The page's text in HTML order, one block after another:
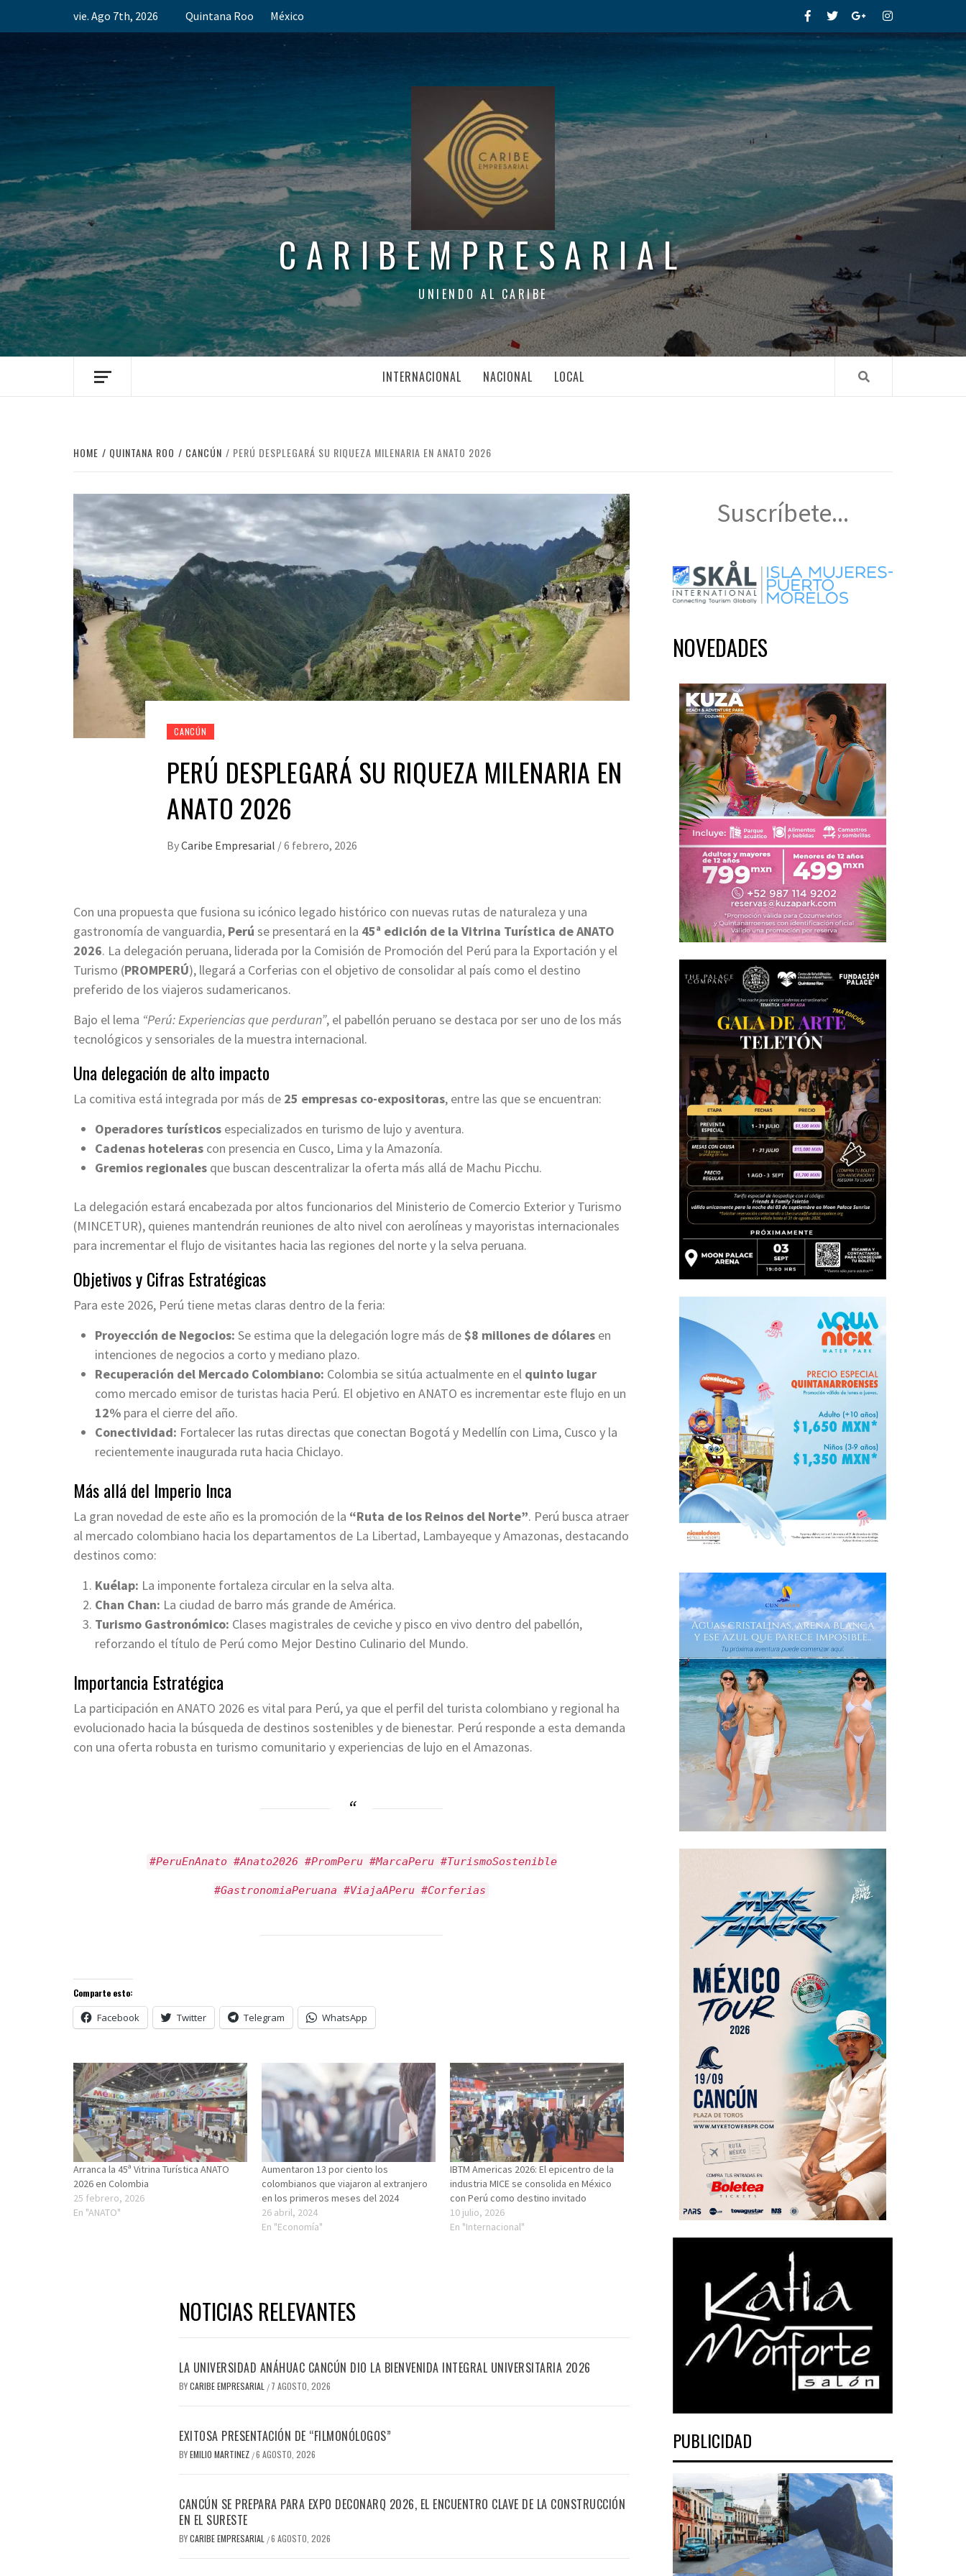
vie. Ago 7th, 2026 Quintana Roo México FacebookTwitterGoogle+Instagram
CARIBEMPRESARIAL
UNIENDO AL CARIBE
INTERNACIONAL NACIONAL LOCAL
HOME QUINTANA ROO CANCÚN PERÚ DESPLEGARÁ SU RIQUEZA MILENARIA EN ANATO 2026
CANCÚN
PERÚ DESPLEGARÁ SU RIQUEZA MILENARIA EN
ANATO 2026
ByCaribe Empresarial /6 febrero, 2026
Con una propuesta que fusiona su icónico legado histórico con nuevas rutas de naturaleza y una
gastronomía de vanguardia, Perú se presentará en la 45ª edición de la Vitrina Turística de ANATO
2026. La delegación peruana, liderada por la Comisión de Promoción del Perú para la Exportación y el
Turismo (PROMPERÚ), llegará a Corferias con el objetivo de consolidar al país como el destino
preferido de los viajeros sudamericanos.
Bajo el lema “Perú: Experiencias que perduran”, el pabellón peruano se destaca por ser uno de los más
tecnológicos y sensoriales de la muestra internacional.
Una delegación de alto impacto
La comitiva está integrada por más de 25 empresas co-expositoras, entre las que se encuentran:
Operadores turísticos especializados en turismo de lujo y aventura.
Cadenas hoteleras con presencia en Cusco, Lima y la Amazonía.
Gremios regionales que buscan descentralizar la oferta más allá de Machu Picchu.
La delegación estará encabezada por altos funcionarios del Ministerio de Comercio Exterior y Turismo
(MINCETUR), quienes mantendrán reuniones de alto nivel con aerolíneas y mayoristas internacionales
para incrementar el flujo de visitantes hacia las regiones del norte y la selva peruana.
Objetivos y Cifras Estratégicas
Para este 2026, Perú tiene metas claras dentro de la feria:
Proyección de Negocios: Se estima que la delegación logre más de$8 millones de dólares en
intenciones de negocios a corto y mediano plazo.
Recuperación del Mercado Colombiano: Colombia se sitúa actualmente en el quinto lugar
como mercado emisor de turistas hacia Perú. El objetivo en ANATO es incrementar este flujo en un
12% para el cierre del año.
Conectividad: Fortalecer las rutas directas que conectan Bogotá y Medellín con Lima, Cusco y la
recientemente inaugurada ruta hacia Chiclayo.
Más allá del Imperio Inca
La gran novedad de este año es la promoción de la “Ruta de los Reinos del Norte”. Perú busca atraer
al mercado colombiano hacia los departamentos de La Libertad, Lambayeque y Amazonas, destacando
destinos como:
Kuélap: La imponente fortaleza circular en la selva alta.
Chan Chan: La ciudad de barro más grande de América.
Turismo Gastronómico: Clases magistrales de ceviche y pisco en vivo dentro del pabellón,
reforzando el título de Perú como Mejor Destino Culinario del Mundo.
Importancia Estratégica
La participación en ANATO 2026 es vital para Perú, ya que el perfil del turista colombiano y regional ha
evolucionado hacia la búsqueda de destinos sostenibles y de bienestar. Perú responde a esta demanda
con una oferta robusta en turismo comunitario y experiencias de lujo en el Amazonas.
#PeruEnAnato #Anato2026 #PromPeru #MarcaPeru #TurismoSostenible
#GastronomiaPeruana #ViajaAPeru #Corferias
Comparte esto:
Facebook Twitter Telegram WhatsApp
Arranca la 45ª Vitrina Turística ANATO
2026 en Colombia
25 febrero, 2026
En "ANATO"
Aumentaron 13 por ciento los
colombianos que viajaron al extranjero
en los primeros meses del 2024
26 abril, 2024
En "Economía"
IBTM Americas 2026: El epicentro de la
industria MICE se consolida en México
con Perú como destino invitado
10 julio, 2026
En "Internacional"
NOTICIAS RELEVANTES
LA UNIVERSIDAD ANÁHUAC CANCÚN DIO LA BIENVENIDA INTEGRAL UNIVERSITARIA 2026
BYCARIBE EMPRESARIAL / 7 AGOSTO, 2026
EXITOSA PRESENTACIÓN DE “FILMONÓLOGOS”
BYEMILIO MARTINEZ /6 AGOSTO, 2026
CANCÚN SE PREPARA PARA EXPO DECONARQ 2026, EL ENCUENTRO CLAVE DE LA CONSTRUCCIÓN
EN EL SURESTE
BYCARIBE EMPRESARIAL /6 AGOSTO, 2026
Suscríbete...
NOVEDADES
PUBLICIDAD